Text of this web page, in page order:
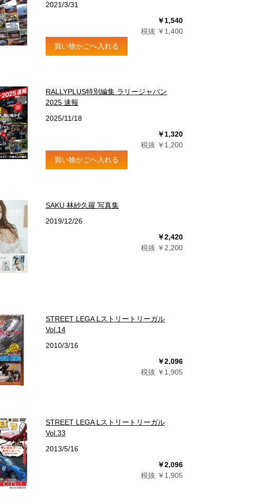
2021/3/31
￥1,540
税抜 ￥1,400
買い物かごへ入れる
RALLYPLUS特別編集 ラリージャパン
2025 速報
2025/11/18
￥1,320
税抜 ￥1,200
買い物かごへ入れる
SAKU 林紗久羅 写真集
2019/12/26
￥2,420
税抜 ￥2,200
STREET LEGA Lストリートリーガル
Vol.14
2010/3/16
￥2,096
税抜 ￥1,905
STREET LEGA Lストリートリーガル
Vol.33
2013/5/16
￥2,096
税抜 ￥1,905